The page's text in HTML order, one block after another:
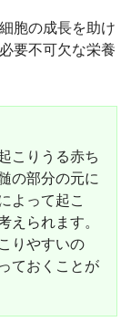
胞の成長を助け
要不可欠な栄養
こりうる赤ち
の部分の元に
よって起こ
えられます。
りやすいの
ておくことが